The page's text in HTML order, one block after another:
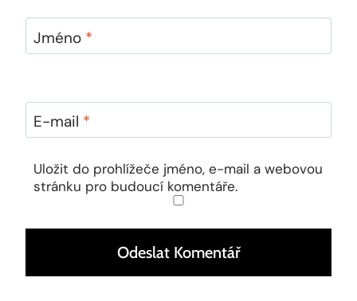
Jméno *
E-mail *
Uložit do prohlížeče jméno, e-mail a webovou
stránku pro budoucí komentáře.